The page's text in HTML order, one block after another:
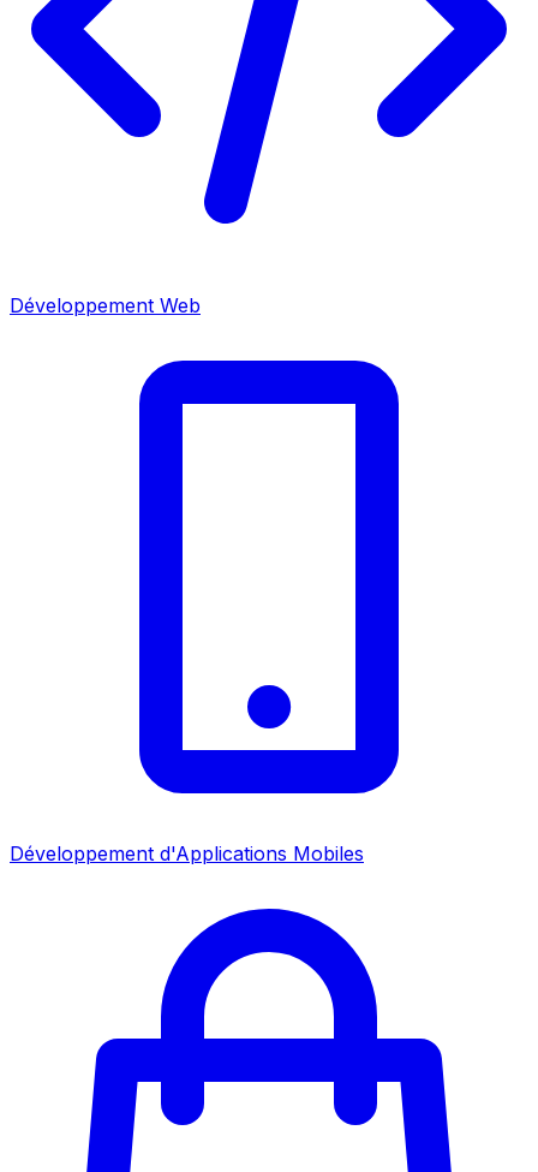
Développement Web
Développement d'Applications Mobiles